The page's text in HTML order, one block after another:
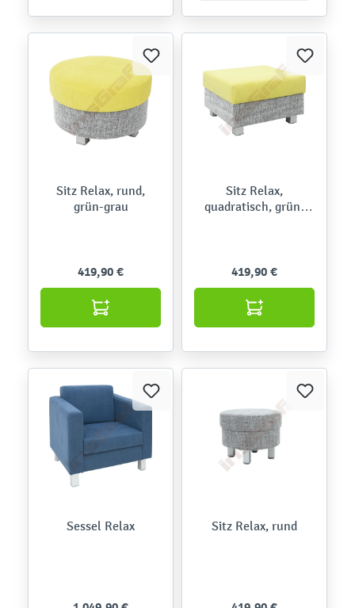
Sitz Relax, rund,
grün-grau
419,90 €
Sitz Relax,
quadratisch, grün-
419,90 €
Sessel Relax Sitz Relax, rund